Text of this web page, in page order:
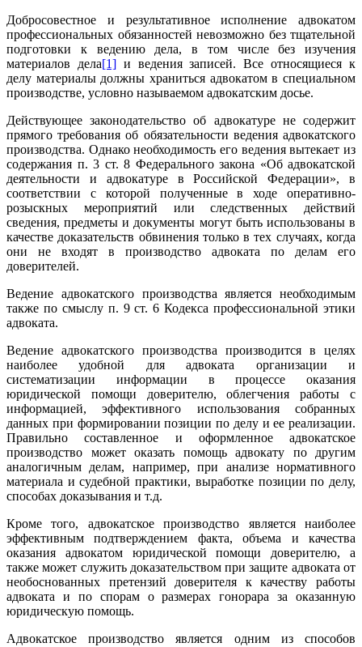
Добросовестное и результативное исполнение адвокатом
профессиональных обязанностей невозможно без тщательной
подготовки к ведению дела, в том числе без изучения
материалов дела[1]и ведения записей. Все относящиеся к
делу материалы должны храниться адвокатом в специальном
производстве, условно называемом адвокатским досье.
Действующее законодательство об адвокатуре не содержит
прямого требования об обязательности ведения адвокатского
производства. Однако необходимость его ведения вытекает из
содержания п. 3 ст. 8 Федерального закона «Об адвокатской
деятельности и адвокатуре в Российской Федерации», в
соответствии с которой полученные в ходе оперативно-
розыскных мероприятий или следственных действий
сведения, предметы и документы могут быть использованы в
качестве доказательств обвинения только в тех случаях, когда
они не входят в производство адвоката по делам его
доверителей.
Ведение адвокатского производства является необходимым
также по смыслу п. 9 ст. 6 Кодекса профессиональной этики
адвоката.
Ведение адвокатского производства производится в целях
наиболее удобной для адвоката организации и
систематизации информации в процессе оказания
юридической помощи доверителю, облегчения работы с
информацией, эффективного использования собранных
данных при формировании позиции по делу и ее реализации.
Правильно составленное и оформленное адвокатское
производство может оказать помощь адвокату по другим
аналогичным делам, например, при анализе нормативного
материала и судебной практики, выработке позиции по делу,
способах доказывания и т.д.
Кроме того, адвокатское производство является наиболее
эффективным подтверждением факта, объема и качества
оказания адвокатом юридической помощи доверителю, а
также может служить доказательством при защите адвоката от
необоснованных претензий доверителя к качеству работы
адвоката и по спорам о размерах гонорара за оказанную
юридическую помощь.
Адвокатское производство является одним из способов